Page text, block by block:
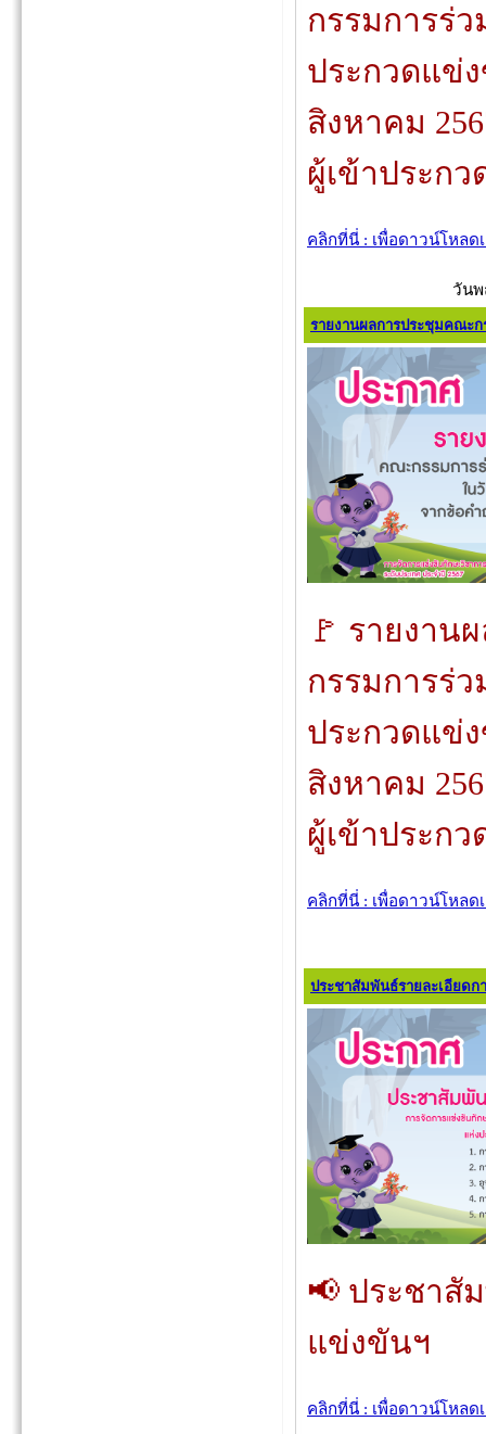
กรรมการร่
ประกวดแข่
สิงหาคม
ผู้เข้าประก
คลิกที่นี่ : เพื่อดาวน์โหลด
วันพ
รายงานผลการประชุมคณะ
🚩 รายงาน
กรรมการร่
ประกวดแข่
สิงหาคม
ผู้เข้าประก
คลิกที่นี่ : เพื่อดาวน์โหลด
ประชาสัมพันธ์รายละเอียดก
📢 ประชาสั
แข่งขันฯ
คลิกที่นี่ : เพื่อดาวน์โหลด